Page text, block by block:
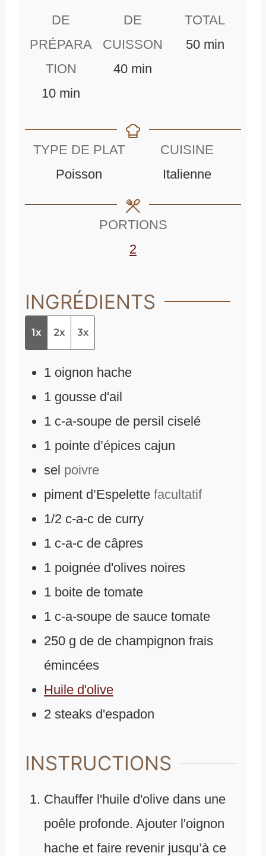
DE
PRÉPARA
TION
10m
n
u
min
DE
CUISSON
40m
u
s
min
TOTAL
50m
t
min
TYPE DE PLAT
Poisson
CUISINE
Italienne
PORTIONS
2
INGRÉDIENTS
1x 2x 3x
1 oignon hache
1 gousse d'ail
1 c-a-soupe de persil ciselé
1 pointe d’épices cajun
sel poivre
piment d’Espelette facultatif
1/2 c-a-c de curry
1 c-a-c de câpres
1 poignée d'olives noires
1 boite de tomate
1 c-a-soupe de sauce tomate
250 g de de champignon frais
émincées
Huile d'olive
2 steaks d'espadon
INSTRUCTIONS
Chauffer l'huile d'olive dans une
poêle profonde. Ajouter l'oignon
hache et faire revenir jusqu’à ce